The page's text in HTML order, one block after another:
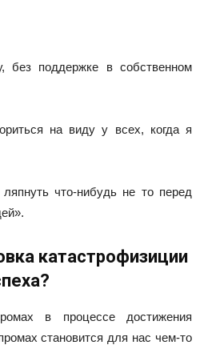
без поддержке в собственном
на виду у всех, когда я
что-нибудь не то перед
катастрофизиции
в процессе достижения
становится для нас чем-то